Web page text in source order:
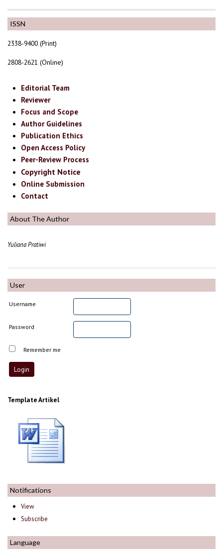
ISSN
2338-9400 (Print)
2808-2621 (Online)
Editorial Team
Reviewer
Focus and Scope
Author Guidelines
Publication Ethics
Open Access Policy
Peer-Review Process
Copyright Notice
Online Submission
Contact
About The Author
Yuliana Pratiwi
User
Username
Password
Remember me
Template Artikel
Notifications
View
Subscribe
Language